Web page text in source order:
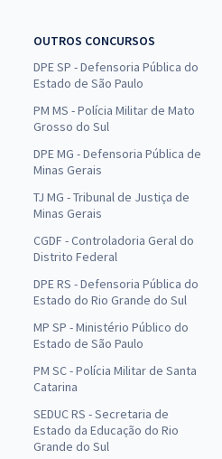
OUTROS CONCURSOS
DPE SP - Defensoria Pública do
Estado de São Paulo
PM MS - Polícia Militar de Mato
Grosso do Sul
DPE MG - Defensoria Pública de
Minas Gerais
TJ MG - Tribunal de Justiça de
Minas Gerais
CGDF - Controladoria Geral do
Distrito Federal
DPE RS - Defensoria Pública do
Estado do Rio Grande do Sul
MP SP - Ministério Público do
Estado de São Paulo
PM SC - Polícia Militar de Santa
Catarina
SEDUC RS - Secretaria de
Estado da Educação do Rio
Grande do Sul